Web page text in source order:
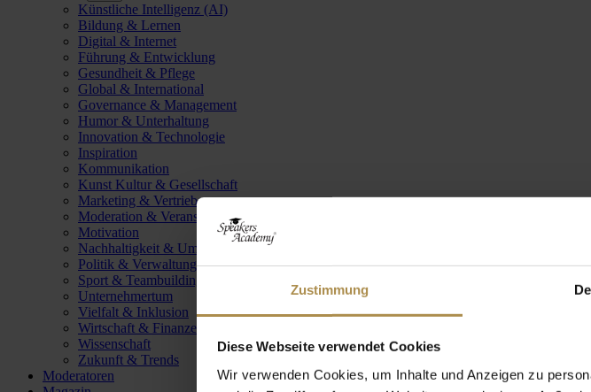
Zustimmung
Diese Webseite verwendet Cookies
Wir verwenden Cookies, um Inhalte und Anzeigen zu
Künstliche Intelligenz (AI)
Bildung & Lernen
Digital & Internet
Führung & Entwicklung
Gesundheit & Pflege
Global & International
Governance & Management
Humor & Unterhaltung
Innovation & Technologie
Inspiration
Kommunikation
Kunst Kultur & Gesellschaft
Marketing & Vertrieb
Moderation & Veranstaltungsleitung
Motivation
Nachhaltigkeit & Umwelt
Politik & Verwaltung
Sport & Teambuilding
Unternehmertum
Vielfalt & Inklusion
Wirtschaft & Finanzen
Wissenschaft
Zukunft & Trends
Moderatoren